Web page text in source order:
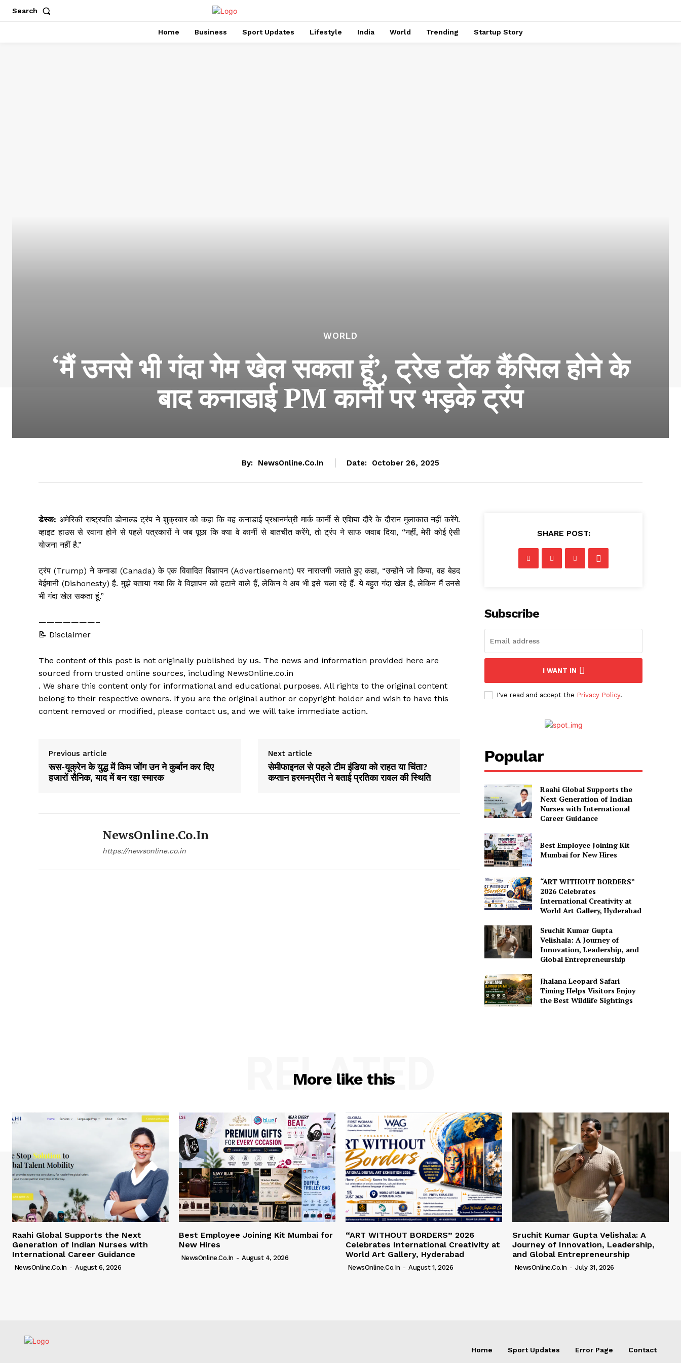
Search
Home Business Sport Updates Lifestyle India World Trending Startup Story
WORLD
‘मैं उनसे भी गंदा गेम खेल सकता हूं’, ट्रेड टॉक कैंसिल होने के
बाद कनाडाई PM कार्नी पर भड़के ट्रंप
By: NewsOnline.co.in Date: October 26, 2025
डेस्क: अमेरिकी राष्ट्रपति डोनाल्ड ट्रंप ने शुक्रवार को कहा कि वह कनाडाई प्रधानमंत्री मार्क कार्नी से एशिया दौरे के दौरान मुलाकात नहीं करेंगे.
व्हाइट हाउस से रवाना होने से पहले पत्रकारों ने जब पूछा कि क्या वे कार्नी से बातचीत करेंगे, तो ट्रंप ने साफ जवाब दिया, “नहीं, मेरी कोई ऐसी
योजना नहीं है.”
ट्रंप (Trump) ने कनाडा (Canada) के एक विवादित विज्ञापन (Advertisement) पर नाराजगी जताते हुए कहा, “उन्होंने जो किया, वह बेहद
बेईमानी (Dishonesty) है. मुझे बताया गया कि वे विज्ञापन को हटाने वाले हैं, लेकिन वे अब भी इसे चला रहे हैं. ये बहुत गंदा खेल है, लेकिन मैं उनसे
भी गंदा खेल सकता हूं.”
———————–
📝 Disclaimer
The content of this post is not originally published by us. The news and information provided here are
sourced from trusted online sources, including NewsOnline.co.in
. We share this content only for informational and educational purposes. All rights to the original content
belong to their respective owners. If you are the original author or copyright holder and wish to have this
content removed or modified, please contact us, and we will take immediate action.
Previous article
रूस-यूक्रेन के युद्ध में किम जोंग उन ने कुर्बान कर दिए
हजारों सैनिक, याद में बन रहा स्मारक
Next article
सेमीफाइनल से पहले टीम इंडिया को राहत या चिंता?
कप्तान हरमनप्रीत ने बताई प्रतिका रावल की स्थिति
NewsOnline.co.in
https://newsonline.co.in
SHARE POST:
Subscribe
I WANT IN
I've read and accept the Privacy Policy.
Popular
Raahi Global Supports the
Next Generation of Indian
Nurses with International
Career Guidance
Best Employee Joining Kit
Mumbai for New Hires
“ART WITHOUT BORDERS”
2026 Celebrates
International Creativity at
World Art Gallery, Hyderabad
Sruchit Kumar Gupta
Velishala: A Journey of
Innovation, Leadership, and
Global Entrepreneurship
Jhalana Leopard Safari
Timing Helps Visitors Enjoy
the Best Wildlife Sightings
More like this
RELATED
Raahi Global Supports the Next
Generation of Indian Nurses with
International Career Guidance
NewsOnline.co.in - August 6, 2026
Best Employee Joining Kit Mumbai for
New Hires
NewsOnline.co.in - August 4, 2026
“ART WITHOUT BORDERS” 2026
Celebrates International Creativity at
World Art Gallery, Hyderabad
NewsOnline.co.in - August 1, 2026
Sruchit Kumar Gupta Velishala: A
Journey of Innovation, Leadership,
and Global Entrepreneurship
NewsOnline.co.in - July 31, 2026
Home Sport Updates Error Page Contact